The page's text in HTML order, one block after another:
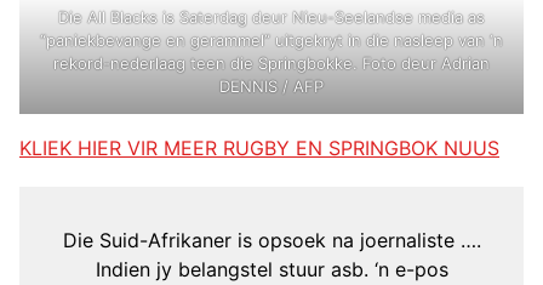
Die All Blacks is Saterdag deur Nieu-Seelandse media as
“paniekbevange en gerammel” uitgekryt in die nasleep van ‘n
rekord-nederlaag teen die Springbokke. Foto deur Adrian
DENNIS / AFP
KLIEK HIER VIR MEER RUGBY EN SPRINGBOK NUUS
Die Suid-Afrikaner is opsoek na joernaliste ….
Indien jy belangstel stuur asb. ‘n e-pos